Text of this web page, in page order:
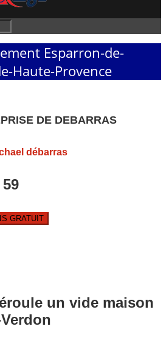
Esparron-de-
Haute-Provence
DE DEBARRAS
débarras
GRATUIT
un vide maison